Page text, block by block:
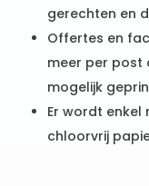
gerechten en
Offertes en
meer per post
mogelijk
Er wordt enkel
chloorvrij